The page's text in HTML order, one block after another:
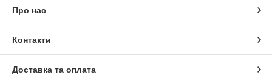
Про нас
Контакти
Доставка та оплата